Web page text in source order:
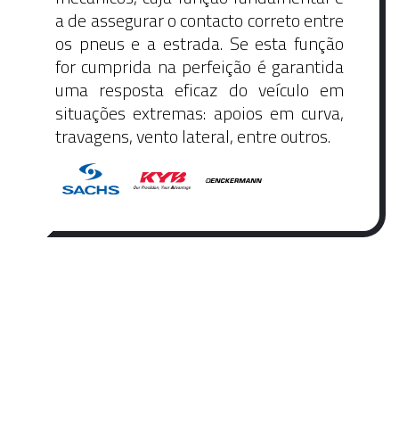
a de assegurar o contacto correto entre
os pneus e a estrada. Se esta função
for cumprida na perfeição é garantida
uma resposta eficaz do veículo em
situações extremas: apoios em curva,
travagens, vento lateral, entre outros.